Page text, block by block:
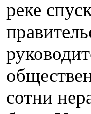
реке
сотни